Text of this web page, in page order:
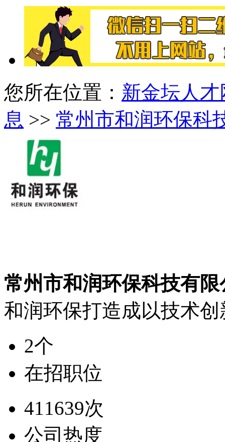
您所在位置： 新金坛人才
息 >> 常州市和润环保科
常州市和润环保科技有限
和润环保打造成以技术
2个
在招职位
411639次
公司热度